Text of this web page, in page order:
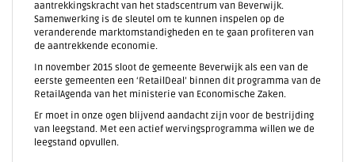
aantrekkingskracht van het stadscentrum van Beverwijk.
Samenwerking is de sleutel om te kunnen inspelen op de
veranderende marktomstandigheden en te gaan profiteren van
de aantrekkende economie.
In november 2015 sloot de gemeente Beverwijk als een van de
eerste gemeenten een ‘RetailDeal’ binnen dit programma van de
RetailAgenda van het ministerie van Economische Zaken.
Er moet in onze ogen blijvend aandacht zijn voor de bestrijding
van leegstand. Met een actief wervingsprogramma willen we de
leegstand opvullen.